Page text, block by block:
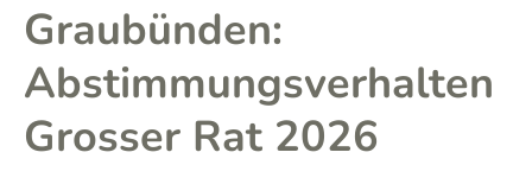
Graubünden:
Abstimmungsverhalten
Grosser Rat 2026